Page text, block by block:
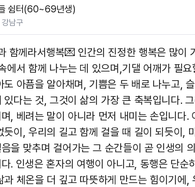
쉼터(60~69년생)
강남구
함께라서행복💌 인간의 진정한 행복은 많이
에서 함께 나누는 데 있으며,기댈 어깨가 필
도 아픔을 알아채며, 기쁨은 두 배로 나누고,
있다는 것, 그것이 삶의 가장 큰 축복입니다.
, 베려는 말이 아니라 먼저 내미는 손입니다.
듯이, 우리의 길고 함께 걸을 때 길이 되듯이,
을 맞추며 걸어가는 그 순간들이 곧 인생의
. 인생은 혼자의 여행이 아니고, 동행은 단순
과 체온을 더 깊고 따뜻하게 만드는 힘이기에,